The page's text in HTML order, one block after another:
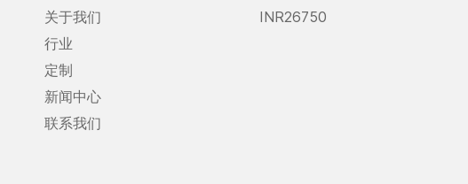
关于我们
行业
定制
新闻中心
联系我们
INR26750